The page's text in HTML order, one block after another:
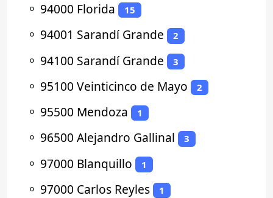
⚬ 94000 Florida 15
⚬ 94001 Sarandí Grande 2
⚬ 94100 Sarandí Grande 3
⚬ 95100 Veinticinco de Mayo 2
⚬ 95500 Mendoza 1
⚬ 96500 Alejandro Gallinal 3
⚬ 97000 Blanquillo 1
⚬ 97000 Carlos Reyles 1